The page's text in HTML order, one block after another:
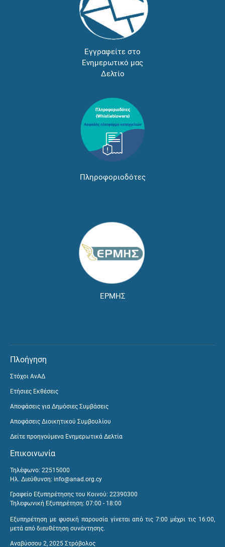
Εγγραφείτε στο
Ενημερωτικό μας
Δελτίο
Πληροφοριοδότες
ΕΡΜΗΣ
Πλοήγηση
Στόχοι ΑνΑΔ
Ετήσιες Εκθέσεις
Αποφάσεις για Δημόσιες Συμβάσεις
Αποφάσεις Διοικητικού Συμβουλίου
Δείτε προηγούμενα Ενημερωτικά Δελτία
Επικοινωνία
Τηλέφωνο: 22515000
Ηλ. Διεύθυνση: info@anad.org.cy
Γραφείο Εξυπηρέτησης του Κοινού: 22390300
Τηλεφωνική Εξυπηρέτηση: 07:00 - 18:00
Εξυπηρέτηση με φυσική παρουσία γίνεται από τις 7:00 μέχρι τις 16:00,
μετά από διευθέτηση συνάντησης.
Αναβύσσου 2, 2025 Στρόβολος